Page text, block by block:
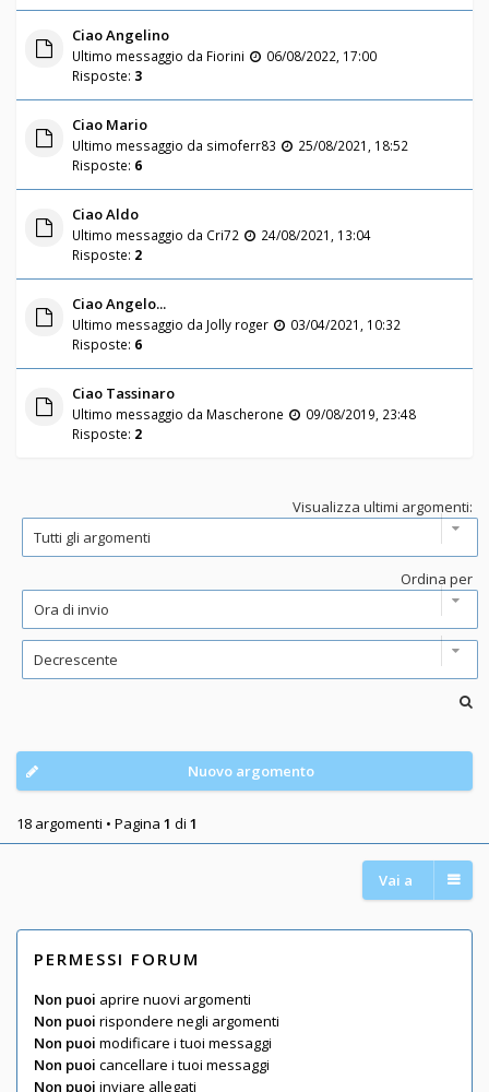
Ciao Angelino
Ultimo messaggio da Fiorini
06/08/2022, 17:00
Risposte: 3
Ciao Mario
Ultimo messaggio da simoferr83
25/08/2021, 18:52
Risposte: 6
Ciao Aldo
Ultimo messaggio da Cri72
24/08/2021, 13:04
Risposte: 2
Ciao Angelo...
Ultimo messaggio da Jolly roger
03/04/2021, 10:32
Risposte: 6
Ciao Tassinaro
Ultimo messaggio da Mascherone
09/08/2019, 23:48
Risposte: 2
Visualizza ultimi argomenti:
Ordina per
Nuovo argomento
18 argomenti • Pagina 1 di 1
Vai a
PERMESSI FORUM
Non puoi aprire nuovi argomenti
Non puoi rispondere negli argomenti
Non puoi modificare i tuoi messaggi
Non puoi cancellare i tuoi messaggi
Non puoi inviare allegati